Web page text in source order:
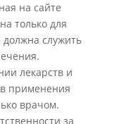
на сайте
только для
служить
лекарств и
применения
врачом.
за